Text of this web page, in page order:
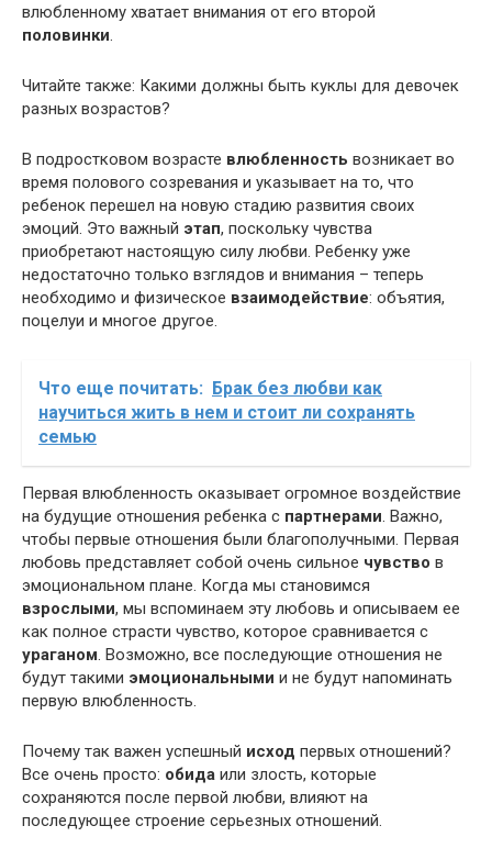
влюбленному хватает внимания от его второй
половинки.
Читайте также: Какими должны быть куклы для девочек
разных возрастов?
В подростковом возрасте влюбленность возникает во
время полового созревания и указывает на то, что
ребенок перешел на новую стадию развития своих
эмоций. Это важный этап, поскольку чувства
приобретают настоящую силу любви. Ребенку уже
недостаточно только взглядов и внимания – теперь
необходимо и физическое взаимодействие: объятия,
поцелуи и многое другое.
Что еще почитать: Брак без любви как
научиться жить в нем и стоит ли сохранять
семью
Первая влюбленность оказывает огромное воздействие
на будущие отношения ребенка с партнерами. Важно,
чтобы первые отношения были благополучными. Первая
любовь представляет собой очень сильное чувство в
эмоциональном плане. Когда мы становимся
взрослыми, мы вспоминаем эту любовь и описываем ее
как полное страсти чувство, которое сравнивается с
ураганом. Возможно, все последующие отношения не
будут такими эмоциональными и не будут напоминать
первую влюбленность.
Почему так важен успешный исход первых отношений?
Все очень просто: обида или злость, которые
сохраняются после первой любви, влияют на
последующее строение серьезных отношений.